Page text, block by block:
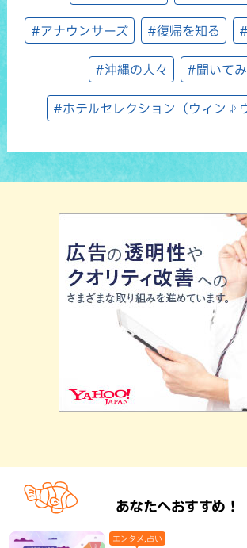
#アナウンサーズ #復帰を知る
#沖縄の人々 #聞いて
#ホテルセレクション（ウィン♪
あなたへおすすめ！
エンタメ,占い